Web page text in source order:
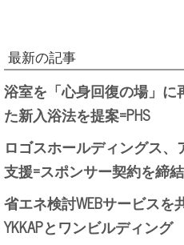
最新の記事
浴室を「心身回復の場」
た新入浴法を提案=PHS
ロゴスホールディングス
支援=スポンサー契約を締結
省エネ検討WEBサービスを
YKKAPとワンビルディング